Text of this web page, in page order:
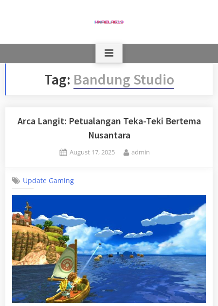
Tag: Bandung Studio
Arca Langit: Petualangan Teka-Teki Bertema
Nusantara
Posted
August 17, 2025 By
admin
Update Gaming